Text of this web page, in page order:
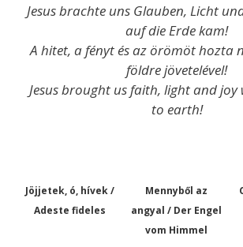
Jesus brachte uns Glauben, Licht
auf die Erde kam!
A hitet, a fényt és az örömöt hozta
földre jövetelével!
Jesus brought us faith, light and joy
to earth!
Jöjjetek, ó, hívek /
Adeste fideles
Mennyből az
angyal / Der Engel
vom Himmel